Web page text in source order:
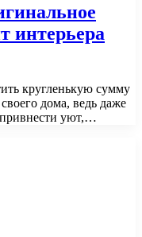
интерьера
кругленькую сумму
дома, ведь даже
уют,…